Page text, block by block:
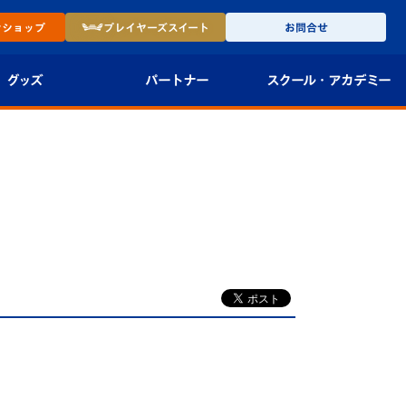
ショップ プレイヤーズスイート お問合せ
グッズ パートナー スクール・ アカデミー
スクール